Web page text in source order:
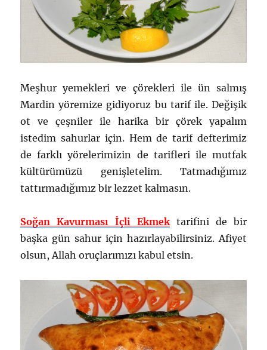
Meşhur yemekleri ve çörekleri ile ün salmış
Mardin yöremize gidiyoruz bu tarif ile. Değişik
ot ve çeşniler ile harika bir çörek yapalım
istedim sahurlar için. Hem de tarif defterimiz
de farklı yörelerimizin de tarifleri ile mutfak
kültürümüzü genişletelim. Tatmadığımız
tattırmadığımız bir lezzet kalmasın.
Soğan Kavurması İçli Ekmek tarifini de bir
başka gün sahur için hazırlayabilirsiniz. Afiyet
olsun, Allah oruçlarımızı kabul etsin.